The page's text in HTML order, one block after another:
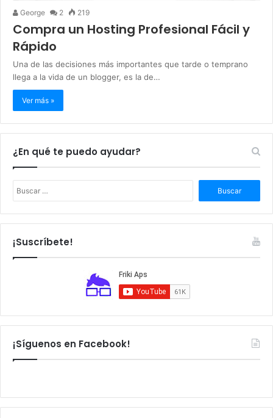
George 2 219
Compra un Hosting Profesional Fácil y
Rápido
Una de las decisiones más importantes que tarde o temprano
llega a la vida de un blogger, es la de…
Ver más »
¿En qué te puedo ayudar?
s
c
¡Suscríbete!
¡Síguenos en Facebook!